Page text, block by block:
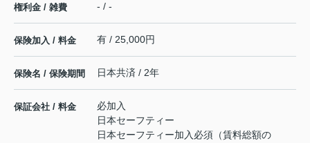
権利金 / 雑費 - / -
保険加入 / 料金 有 / 25,000円
保険名 / 保険期間 日本共済 / 2年
保証会社 / 料金
必加入
日本セーフティー
日本セーフティー加入必須（賃料総額の